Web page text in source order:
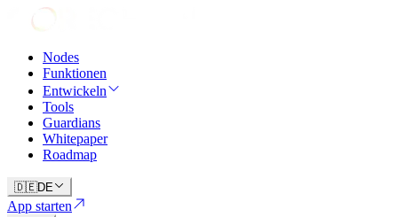
Nodes
Funktionen
Entwickeln
Tools
Guardians
Whitepaper
Roadmap
🇩🇪DE
App starten